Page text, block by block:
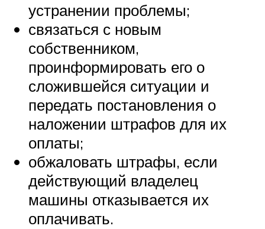
устранении проблемы;
связаться с новым
собственником,
проинформировать его о
сложившейся ситуации и
передать постановления о
наложении штрафов для их
оплаты;
обжаловать штрафы, если
действующий владелец
машины отказывается их
оплачивать.